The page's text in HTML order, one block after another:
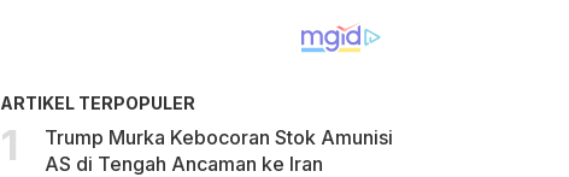
ARTIKEL TERPOPULER
Trump Murka Kebocoran Stok Amunisi
AS di Tengah Ancaman ke Iran